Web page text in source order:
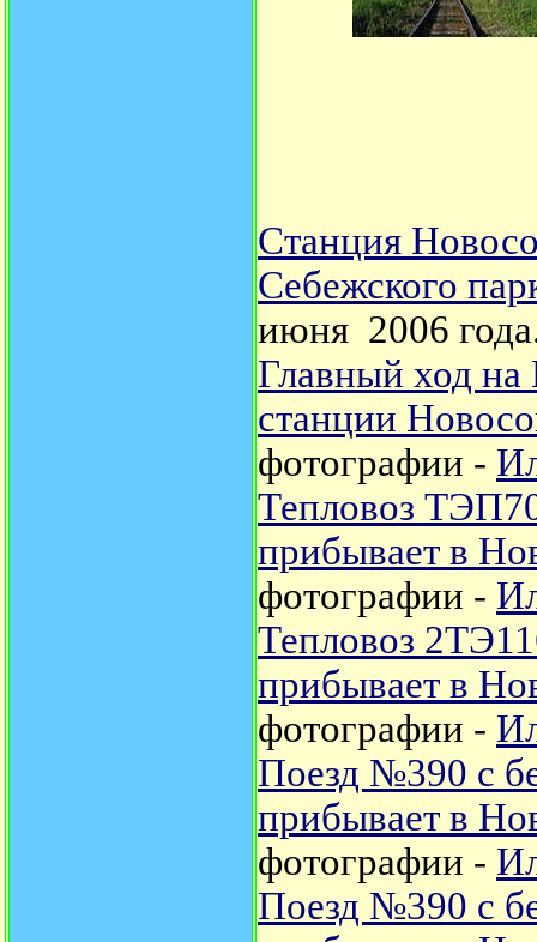
Станция
Себежского
июня 2006
Главный ход на
станции
фотографии -
Тепловоз
прибывает в
фотографии -
Тепловоз
прибывает в
фотографии -
Поезд №390 с
прибывает в
фотографии -
Поезд №390 с